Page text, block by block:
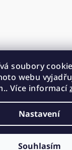
soubory
webu
Více informací
Nastavení
Souhlasím